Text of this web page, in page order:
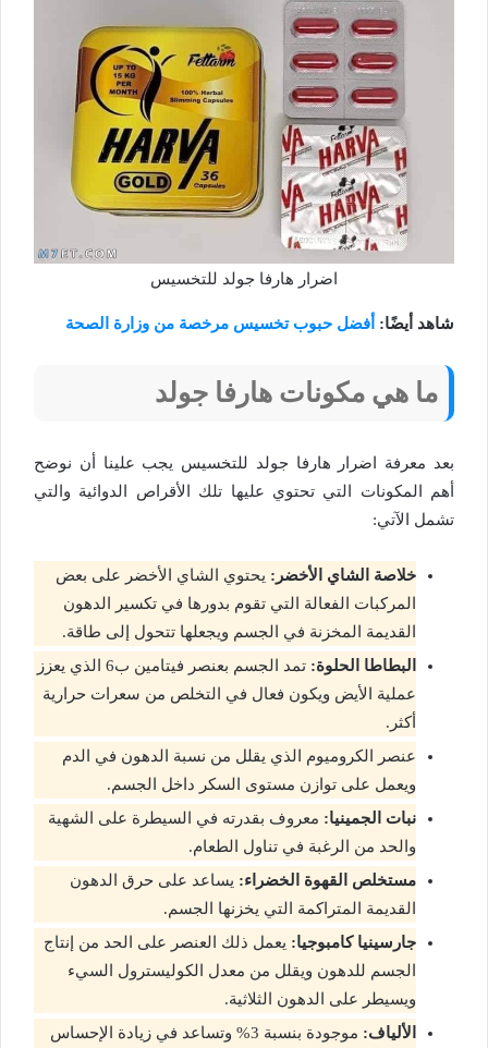
اضرار هارفا جولد للتخسيس
شاهد أيضًا: أفضل حبوب تخسيس مرخصة من وزارة الصحة
ما هي مكونات هارفا جولد
بعد معرفة اضرار هارفا جولد للتخسيس يجب علينا أن نوضح
أهم المكونات التي تحتوي عليها تلك الأقراص الدوائية والتي
تشمل الآتي:
خلاصة الشاي الأخضر: يحتوي الشاي الأخضر على بعض
المركبات الفعالة التي تقوم بدورها في تكسير الدهون
القديمة المخزنة في الجسم ويجعلها تتحول إلى طاقة.
البطاطا الحلوة:
تمد الجسم بعنصر فيتامين ب6 الذي يعزز
عملية الأيض ويكون فعال في التخلص من سعرات حرارية
أكثر.
عنصر الكروميوم الذي يقلل من نسبة الدهون في الدم
ويعمل على توازن مستوى السكر داخل الجسم.
نبات الجمينيا: معروف بقدرته في السيطرة على الشهية
والحد من الرغبة في تناول الطعام.
مستخلص القهوة الخضراء: يساعد على حرق الدهون
القديمة المتراكمة التي يخزنها الجسم.
جارسينيا كامبوجيا: يعمل ذلك العنصر على الحد من إنتاج
الجسم للدهون ويقلل من معدل الكوليسترول السيء
ويسيطر على الدهون الثلاثية.
الألياف:
موجودة بنسبة 3% وتساعد في زيادة الإحساس